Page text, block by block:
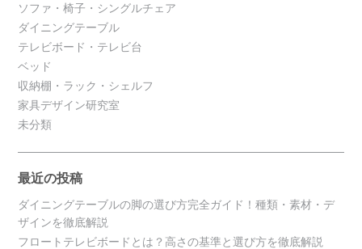
ソファ・椅子・シングルチェア
ダイニングテーブル
テレビボード・テレビ台
ベッド
収納棚・ラック・シェルフ
家具デザイン研究室
未分類
最近の投稿
ダイニングテーブルの脚の選び方完全ガイド！種類・素材・デ
ザインを徹底解説
フロートテレビボードとは？高さの基準と選び方を徹底解説